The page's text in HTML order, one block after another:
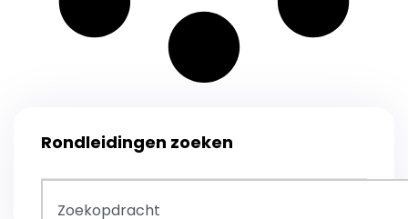
Rondleidingen zoeken